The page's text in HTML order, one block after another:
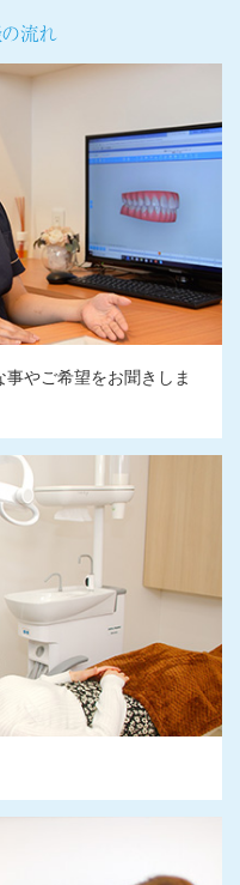
流れ
やご希望をお聞きしま